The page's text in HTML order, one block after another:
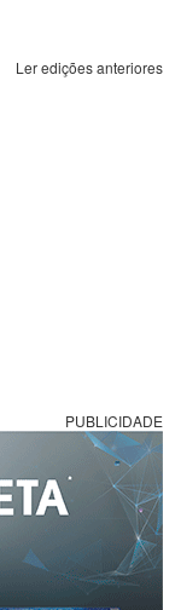
Ler edições anteriores
PUBLICIDADE